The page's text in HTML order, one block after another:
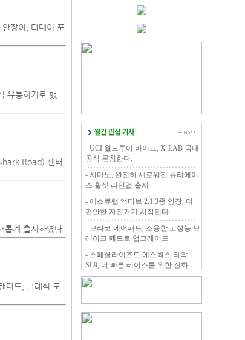
장이, 타데이 포
유통하기로 했
Road) 센터
게 출시하였다.
다드, 클래식 모
- UCI 월드투어 바이크, X-LAB 국내
공식 론칭한다.
- 시마노, 완전히 새로워진 듀라에이
스 휠셋 라인업 출시
- 에스큐랩 액티브 2.1 3종 안장, 더
편안한 자전거가 시작된다.
- 브라코 에어패드, 조용한 고성능 브
레이크 패드로 업그레이드
- 스페셜라이즈드 에스웍스 타막
SL9, 더 빠른 레이스를 위한 진화